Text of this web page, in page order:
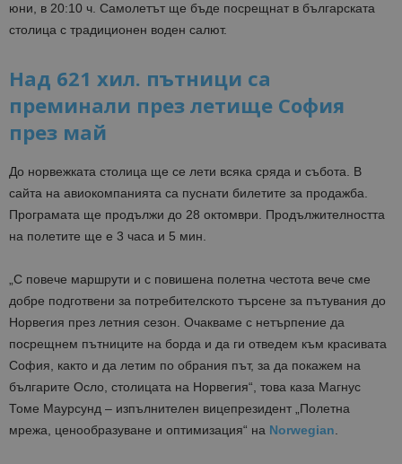
юни, в 20:10 ч. Самолетът ще бъде посрещнат в българската
столица с традиционен воден салют.
Над 621 хил. пътници са
преминали през летище София
през май
До норвежката столица ще се лети всяка сряда и събота. В
сайта на авиокомпанията са пуснати билетите за продажба.
Програмата ще продължи до 28 октомври. Продължителността
на полетите ще е 3 часа и 5 мин.
„С повече маршрути и с повишена полетна честота вече сме
добре подготвени за потребителското търсене за пътувания до
Норвегия през летния сезон. Очакваме с нетърпение да
посрещнем пътниците на борда и да ги отведем към красивата
София, както и да летим по обрания път, за да покажем на
българите Осло, столицата на Норвегия“, това каза Магнус
Томе Маурсунд – изпълнителен вицепрезидент „Полетна
мрежа, ценообразуване и оптимизация“ на Norwegian.